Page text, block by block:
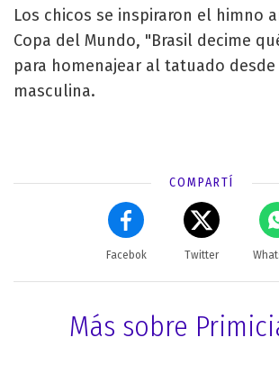
Los chicos se inspiraron el himno
Copa del Mundo, "Brasil decime
para homenajear al tatuado
masculina.
COMPARTÍ
Facebok Twitter
Más sobre